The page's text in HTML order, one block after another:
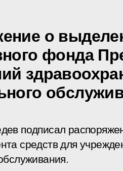
о
фонда
подписал
средств для